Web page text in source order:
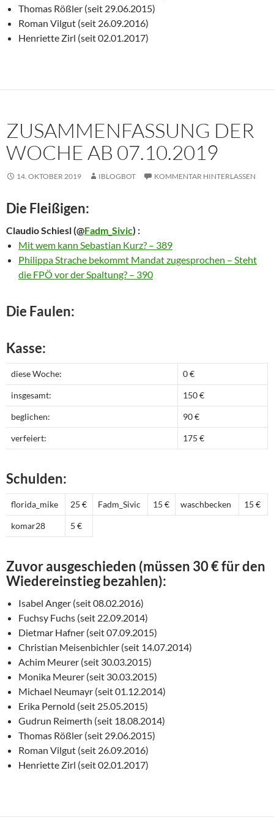
Thomas Rößler (seit 29.06.2015)
Roman Vilgut (seit 26.09.2016)
Henriette Zirl (seit 02.01.2017)
ZUSAMMENFASSUNG DER
WOCHE AB 07.10.2019
14. OKTOBER 2019 IBLOGBOT KOMMENTAR HINTERLASSEN
Die Fleißigen:
Claudio Schiesl(@Fadm_Sivic) :
Mit wem kann Sebastian Kurz? – 389
Philippa Strache bekommt Mandat zugesprochen – Steht
die FPÖ vor der Spaltung? – 390
Die Faulen:
Kasse:
diese Woche: 0 €
insgesamt: 150 €
beglichen: 90 €
verfeiert: 175 €
Schulden:
florida_mike 25 € Fadm_Sivic 15 € waschbecken 15 €
komar28 5 €
Zuvor ausgeschieden (müssen 30 € für den
Wiedereinstieg bezahlen):
Isabel Anger (seit 08.02.2016)
Fuchsy Fuchs (seit 22.09.2014)
Dietmar Hafner (seit 07.09.2015)
Christian Meisenbichler (seit 14.07.2014)
Achim Meurer (seit 30.03.2015)
Monika Meurer (seit 30.03.2015)
Michael Neumayr (seit 01.12.2014)
Erika Pernold (seit 25.05.2015)
Gudrun Reimerth (seit 18.08.2014)
Thomas Rößler (seit 29.06.2015)
Roman Vilgut (seit 26.09.2016)
Henriette Zirl (seit 02.01.2017)